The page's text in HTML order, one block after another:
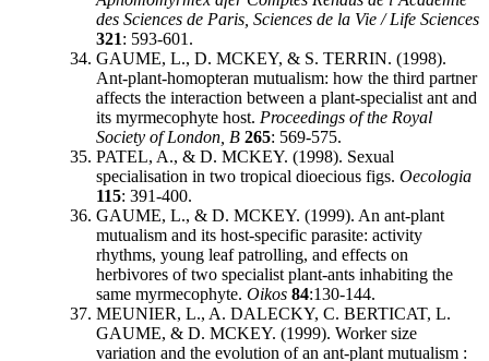
des Sciences de Paris, Sciences de la Vie / Life Sciences
321: 593-601.
GAUME, L., D. MCKEY, & S. TERRIN. (1998).
Ant-plant-homopteran mutualism: how the third partner
affects the interaction between a plant-specialist ant and
its myrmecophyte host. Proceedings of the Royal
Society of London, B 265: 569-575.
PATEL, A., & D. MCKEY. (1998). Sexual
specialisation in two tropical dioecious figs. Oecologia
115: 391-400.
GAUME, L., & D. MCKEY. (1999). An ant-plant
mutualism and its host-specific parasite: activity
rhythms, young leaf patrolling, and effects on
herbivores of two specialist plant-ants inhabiting the
same myrmecophyte. Oikos 84:130-144.
MEUNIER, L., A. DALECKY, C. BERTICAT, L.
GAUME, & D. MCKEY. (1999). Worker size
variation and the evolution of an ant-plant mutualism :